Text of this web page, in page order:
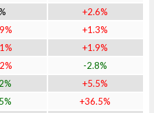
+2.6%
+1.3%
+1.9%
-2.8%
+5.5%
+36.5%